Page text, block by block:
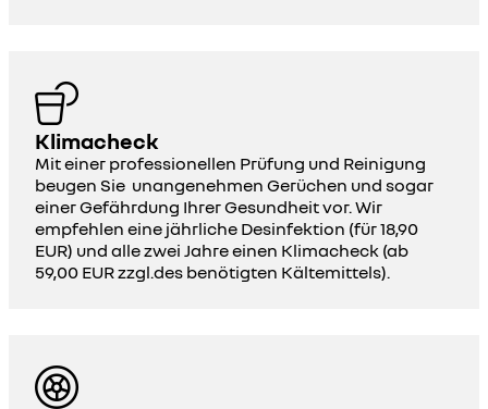
Klimacheck
Mit einer professionellen Prüfung und Reinigung
beugen Sie unangenehmen Gerüchen und sogar
einer Gefährdung Ihrer Gesundheit vor. Wir
empfehlen eine jährliche Desinfektion (für 18,90
EUR) und alle zwei Jahre einen Klimacheck (ab
59,00 EUR zzgl.des benötigten Kältemittels).